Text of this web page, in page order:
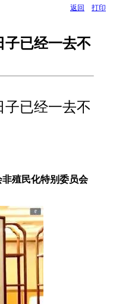
返回 打印
子已经一去不
子已经一去不
殖民化特别委员会